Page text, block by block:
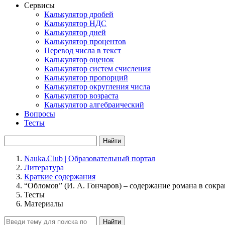
Сервисы
Калькулятор дробей
Калькулятор НДС
Калькулятор дней
Калькулятор процентов
Перевод числа в текст
Калькулятор оценок
Калькулятор систем счисления
Калькулятор пропорций
Калькулятор округления числа
Калькулятор возраста
Калькулятор алгебраический
Вопросы
Тесты
Найти
Nauka.Club | Образовательный портал
Литература
Краткие содержания
“Обломов” (И. А. Гончаров) – содержание романа в
Тесты
Материалы
Найти